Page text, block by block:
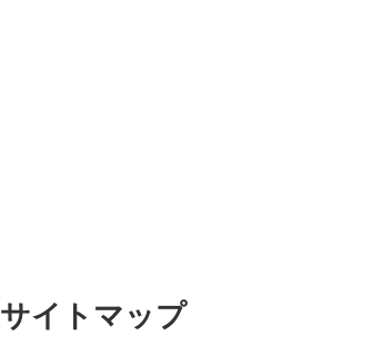
サイトマップ